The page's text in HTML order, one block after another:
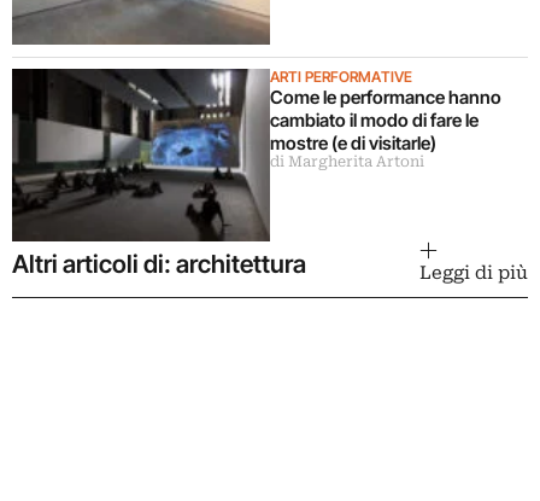
ARTI PERFORMATIVE
Come le performance hanno
cambiato il modo di fare le
mostre (e di visitarle)
di Margherita Artoni
Altri articoli di: architettura Leggi di più